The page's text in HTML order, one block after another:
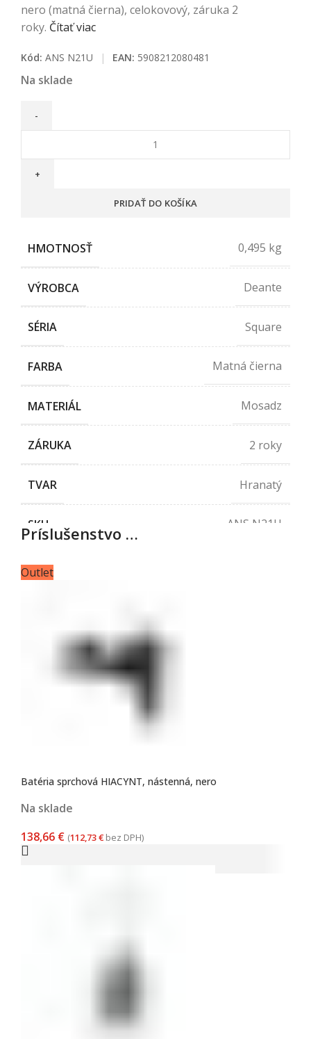
nero (matná čierna), celokovový, záruka 2
roky. Čítať viac
Kód: ANS N21U | EAN: 5908212080481
Na sklade
Držiak
ručnej
nero
PRIDAŤ DO KOŠÍKA
HMOTNOSŤ 0,495 kg
VÝROBCA Deante
SÉRIA Square
FARBA Matná čierna
MATERIÁL Mosadz
ZÁRUKA 2 roky
TVAR Hranatý
SKU ANS N21U
Príslušenstvo …
Outlet
Batéria sprchová HIACYNT, nástenná, nero
Na sklade
138,66 € (112,73€bez DPH)